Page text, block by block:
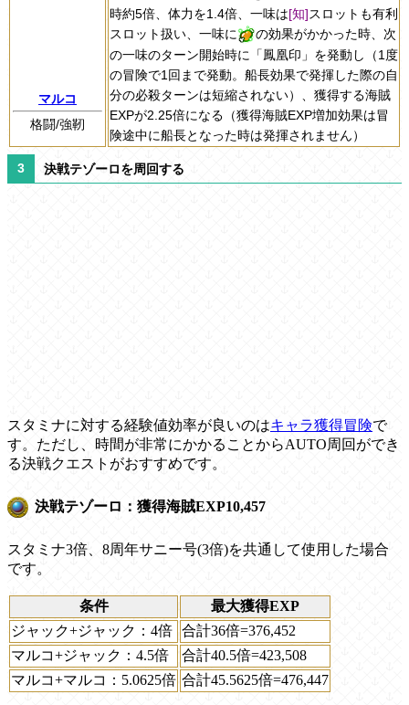
マルコ
格闘/強靭
時約5倍、体力を1.4倍、一味は[知]スロットも有利
スロット扱い、一味に
の効果がかかった時、次
の一味のターン開始時に「鳳凰印」を発動し（1度
の冒険で1回まで発動。船長効果で発揮した際の自
分の必殺ターンは短縮されない）、獲得する海賊
EXPが2.25倍になる（獲得海賊EXP増加効果は冒
険途中に船長となった時は発揮されません）
決戦テゾーロを周回する
スタミナに対する経験値効率が良いのはキャラ獲得冒険で
す。ただし、時間が非常にかかることからAUTO周回ができ
る決戦クエストがおすすめです。
決戦テゾーロ：獲得海賊EXP10,457
スタミナ3倍、8周年サニー号(3倍)を共通して使用した場合
です。
条件
最大獲得EXP
ジャック+ジャック：4倍 合計36倍=376,452
マルコ+ジャック：4.5倍
合計40.5倍=423,508
マルコ+マルコ：5.0625倍 合計45.5625倍=476,447